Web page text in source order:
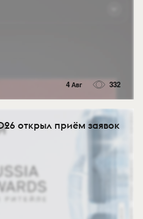
4 Авг 332
открыл приём заявок